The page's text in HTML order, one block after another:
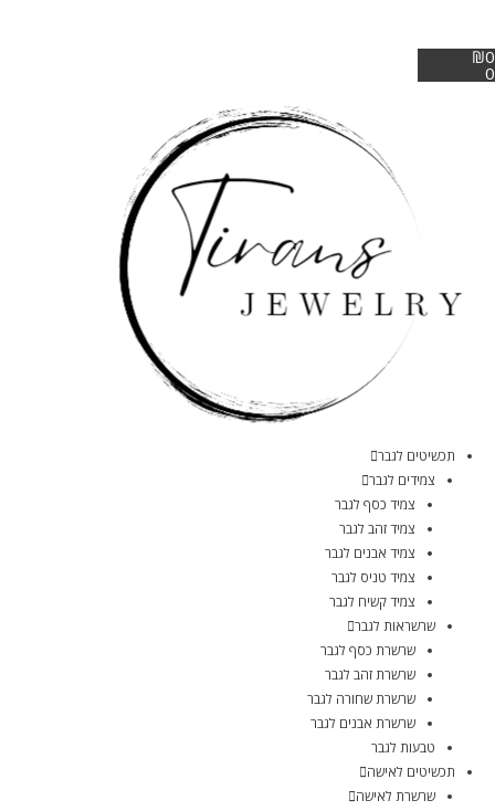
₪0
0
תכשיטים לגבר
צמידים לגבר
צמיד כסף לגבר
צמיד זהב לגבר
צמיד אבנים לגבר
צמיד טניס לגבר
צמיד קשיח לגבר
שרשראות לגבר
שרשרת כסף לגבר
שרשרת זהב לגבר
שרשרת שחורה לגבר
שרשרת אבנים לגבר
טבעות לגבר
תכשיטים לאישה
שרשרת לאישה